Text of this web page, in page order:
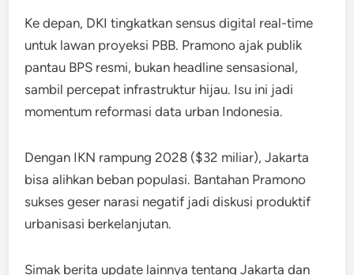
Ke depan, DKI tingkatkan sensus digital real-time
untuk lawan proyeksi PBB. Pramono ajak publik
pantau BPS resmi, bukan headline sensasional,
sambil percepat infrastruktur hijau. Isu ini jadi
momentum reformasi data urban Indonesia.​
Dengan IKN rampung 2028 ($32 miliar), Jakarta
bisa alihkan beban populasi. Bantahan Pramono
sukses geser narasi negatif jadi diskusi produktif
urbanisasi berkelanjutan.​
Simak berita update lainnya tentang Jakarta dan